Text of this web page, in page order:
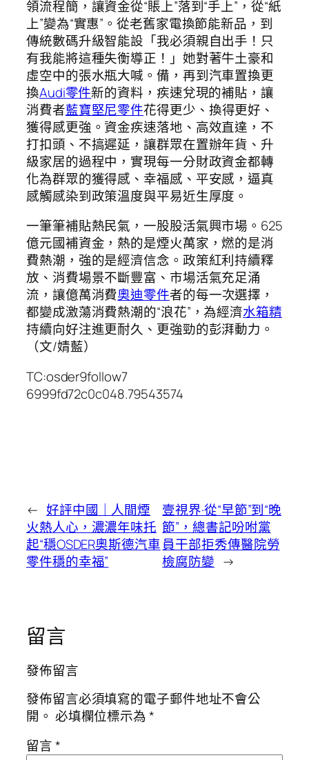
領流程簡，讓資金從“賬上”落到“手上”，從“紙
上”變為“實惠”。從老舊家電換節能新品，到
傳統數碼升級智能設「我必須親自出手！只
有我能將這種失衡導正！」她對著牛土豪和
虛空中的張水瓶大喊。備，再到汽車置換更
換Audi零件新的資料，疾速兌現的補貼，讓
消費者藍寶堅尼零件花得更少、換得更好、
獲得感更強。資金疾速落地、高效直達，不
打扣頭、不搞遲延，讓群眾在置辦年貨、升
級家居的過程中，實現每一分財政資金都轉
化為群眾的獲得感、幸福感、平安感，逼真
感觸感染到政策溫度與平易近生厚度。
一筆筆補貼熱民氣，一股股活氣興市場。625
億元國補資金，熱的是煙火萬家，燃的是消
費熱潮，強的是經濟信念。政策紅利持續釋
放、消費場景不斷豐富、市場活氣充足涌
流，讓億萬消費奧迪零件者的每一次選擇，
都變成激蕩消費熱潮的“浪花”，為經濟水箱精
持續向好注進更耐久、更強勁的彭湃動力。
（文/婧藍）
TC:osder9follow7
6999fd72c0c048.79543574
← 好評中國｜人間煙
火熱人心，濃濃年味托
起“穩OSDER奧斯德汽車
零件穩的幸福”
壹視界·從“早節”到“晚
節”，總書記吩咐黨
員干部拒秀傳醫院勞
檢腐防變 →
留言
發佈留言
發佈留言必須填寫的電子郵件地址不會公
開。 必填欄位標示為*
留言*